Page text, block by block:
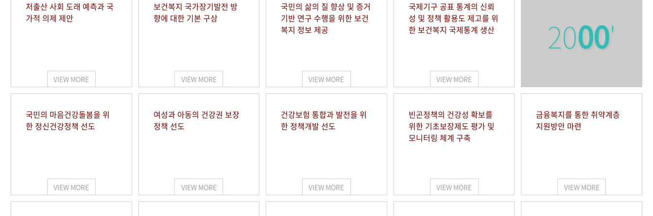
저출산 사회 도래 예측과 국
가적 의제 제안
VIEW MORE
보건복지 국가장기발전 방
향에 대한 기본 구상
VIEW MORE
국민의 삶의 질 향상 및 증거
기반 연구 수행을 위한 보건
복지 정보 제공
VIEW MORE
국제기구 공표 통계의 신뢰
성 및 정책 활용도 제고를 위
한 보건복지 국제통계 생산
VIEW MORE
2000'
국민의 마음건강돌봄을 위
한 정신건강정책 선도
VIEW MORE
여성과 아동의 건강권 보장
정책 선도
VIEW MORE
건강보험 통합과 발전을 위
한 정책개발 선도
VIEW MORE
빈곤정책의 건강성 확보를
위한 기초보장제도 평가 및
모니터링 체계 구축
VIEW MORE
금융복지를 통한 취약계층
지원방안 마련
VIEW MORE